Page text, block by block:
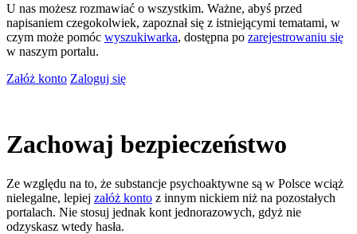
U nas możesz rozmawiać o wszystkim. Ważne, abyś przed
napisaniem czegokolwiek, zapoznał się z istniejącymi tematami, w
czym może pomóc wyszukiwarka, dostępna po zarejestrowaniu się
w naszym portalu.
Załóż konto Zaloguj się
Zachowaj bezpieczeństwo
Ze względu na to, że substancje psychoaktywne są w Polsce wciąż
nielegalne, lepiej załóż konto z innym nickiem niż na pozostałych
portalach. Nie stosuj jednak kont jednorazowych, gdyż nie
odzyskasz wtedy hasła.